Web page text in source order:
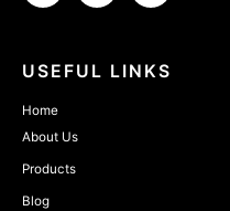
USEFUL LINKS
Home
About Us
Products
Blog